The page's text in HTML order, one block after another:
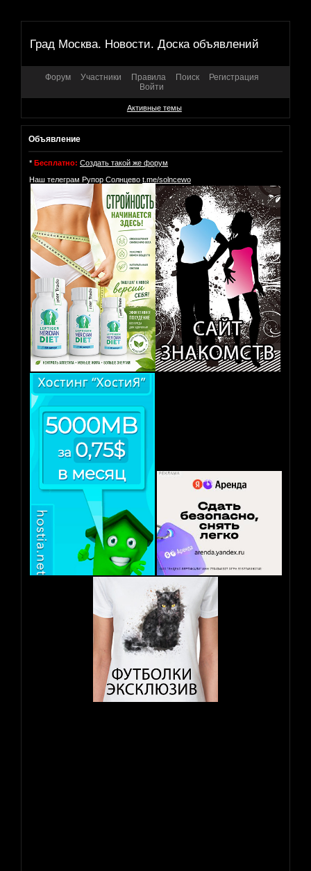
Град Москва. Новости. Доска объявлений
Форум Участники Правила Поиск
Регистрация
Войти
Активные темы
Объявление
* Бесплатно: Создать такой же форум
Наш телеграм Рупор Солнцево t.me/solncewo